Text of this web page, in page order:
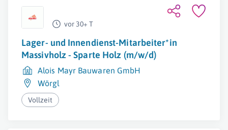
vor 30+ T
Lager- und Innendienst-Mitarbeiter*in
Massivholz - Sparte Holz (m/w/d)
Alois Mayr Bauwaren GmbH
Wörgl
Vollzeit